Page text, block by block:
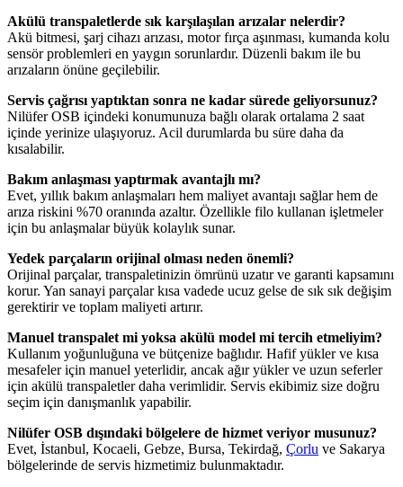
Akülü transpaletlerde sık karşılaşılan arızalar nelerdir?
Akü bitmesi, şarj cihazı arızası, motor fırça aşınması, kumanda kolu
sensör problemleri en yaygın sorunlardır. Düzenli bakım ile bu
arızaların önüne geçilebilir.
Servis çağrısı yaptıktan sonra ne kadar sürede geliyorsunuz?
Nilüfer OSB içindeki konumunuza bağlı olarak ortalama 2 saat
içinde yerinize ulaşıyoruz. Acil durumlarda bu süre daha da
kısalabilir.
Bakım anlaşması yaptırmak avantajlı mı?
Evet, yıllık bakım anlaşmaları hem maliyet avantajı sağlar hem de
arıza riskini %70 oranında azaltır. Özellikle filo kullanan işletmeler
için bu anlaşmalar büyük kolaylık sunar.
Yedek parçaların orijinal olması neden önemli?
Orijinal parçalar, transpaletinizin ömrünü uzatır ve garanti kapsamını
korur. Yan sanayi parçalar kısa vadede ucuz gelse de sık sık değişim
gerektirir ve toplam maliyeti artırır.
Manuel transpalet mi yoksa akülü model mi tercih etmeliyim?
Kullanım yoğunluğuna ve bütçenize bağlıdır. Hafif yükler ve kısa
mesafeler için manuel yeterlidir, ancak ağır yükler ve uzun seferler
için akülü transpaletler daha verimlidir. Servis ekibimiz size doğru
seçim için danışmanlık yapabilir.
Nilüfer OSB dışındaki bölgelere de hizmet veriyor musunuz?
Evet, İstanbul, Kocaeli, Gebze, Bursa, Tekirdağ, Çorlu ve Sakarya
bölgelerinde de servis hizmetimiz bulunmaktadır.